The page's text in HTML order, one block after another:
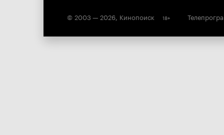
© 2003 — 2026, Кинопоиск 18+